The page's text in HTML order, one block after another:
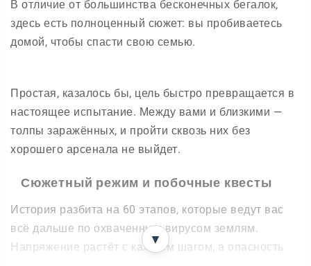
В отличие от большинства бесконечных бегалок,
здесь есть полноценный сюжет: вы пробиваетесь
домой, чтобы спасти свою семью.
Простая, казалось бы, цель быстро превращается в
настоящее испытание. Между вами и близкими —
толпы заражённых, и пройти сквозь них без
хорошего арсенала не выйдет.
Сюжетный режим и побочные квесты
История разбита на 60 этапов, которые ведут вас
всё дальше по охваченным вирусом землям.
Напряжение растёт с каждым шагом, а опасность
▼